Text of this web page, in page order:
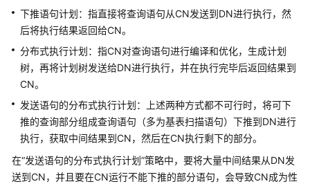
产
介
绍
计
费
说
快
下推语句计划：指直接将查询语句从CN发送到DN进行执行，然
后将执行结果返回给CN。
分布式执行计划：指CN对查询语句进行编译和优化，生成计划
树，再将计划树发送给DN进行执行，并在执行完毕后返回结果到
CN。
发送语句的分布式执行计划：上述两种方式都不可行时，将可下
推的查询部分组成查询语句（多为基表扫描语句）下推到DN进行
执行，获取中间结果到CN，然后在CN执行剩下的部分。
在“发送语句的分布式执行计划”策略中，要将大量中间结果从DN发
送到CN，并且要在CN运行不能下推的部分语句，会导致CN成为性